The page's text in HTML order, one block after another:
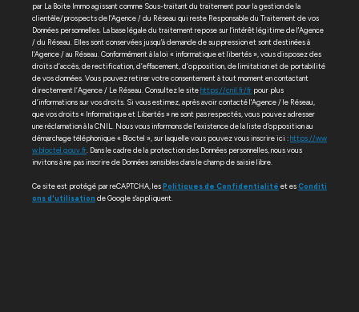
par La Boite Immo agissant comme Sous-traitant du traitement pour la gestion de la
clientèle/prospects de l'Agence / du Réseau qui reste Responsable du Traitement de vos
Données personnelles. La base légale du traitement repose sur l'intérêt légitime de l'Agence
/ du Réseau. Elles sont conservées jusqu'à demande de suppression et sont destinées à
l'Agence / au Réseau. Conformément à la loi « informatique et libertés », vous disposez des
droits d’accès, de rectification, d’effacement, d’opposition, de limitation et de portabilité
de vos données. Vous pouvez retirer votre consentement à tout moment en contactant
directement l’Agence / Le Réseau. Consultez le sitehttps://cnil.fr/fr pour plus
d’informations sur vos droits. Si vous estimez, après avoir contacté l'Agence / le Réseau,
que vos droits « Informatique et Libertés » ne sont pas respectés, vous pouvez adresser
une réclamation à la CNIL. Nous vous informons de l’existence de la liste d'opposition au
démarchage téléphonique « Bloctel », sur laquelle vous pouvez vous inscrire ici :https://ww
w.bloctel.gouv.fr . Dans le cadre de la protection des Données personnelles, nous vous
invitons à ne pas inscrire de Données sensibles dans le champ de saisie libre.
Ce site est protégé par reCAPTCHA, lesPolitiques de Confidentialité et esConditi
ons d'utilisation de Google s'appliquent.